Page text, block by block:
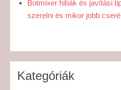
Botmixer hibák és javítási
szerelni és mikor jobb
Kategóriák